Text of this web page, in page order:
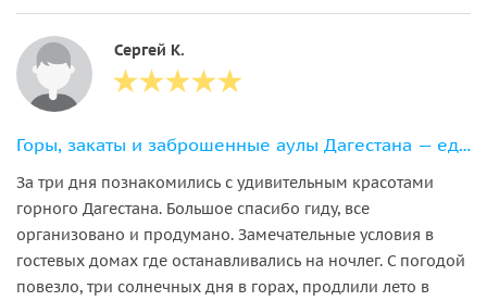
Сергей К.
Горы, закаты и заброшенные аулы Дагестана — едем в горы на выходные
За три дня познакомились с удивительным красотами
горного Дагестана. Большое спасибо гиду, все
организовано и продумано. Замечательные условия в
гостевых домах где останавливались на ночлег. С погодой
повезло, три солнечных дня в горах, продлили лето в